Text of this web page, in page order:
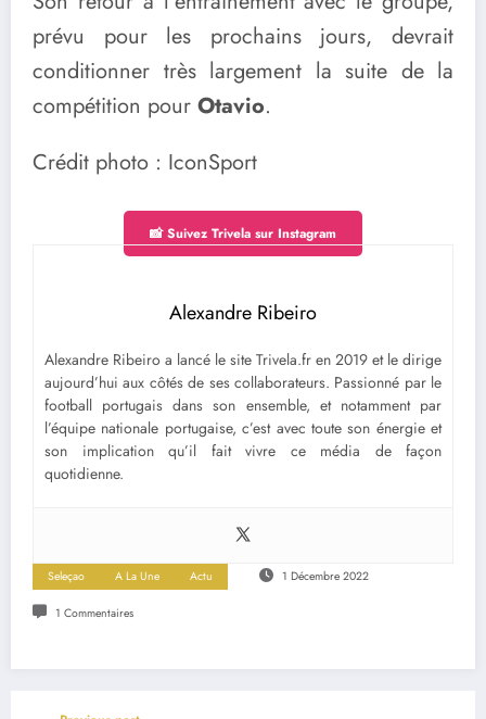
prévu pour les prochains jours, devrait
conditionner très largement la suite de la
compétition pour Otavio.
Crédit photo : IconSport
📸 Suivez Trivela sur Instagram
Alexandre Ribeiro
Alexandre Ribeiro a lancé le site Trivela.fr en 2019 et le dirige
aujourd’hui aux côtés de ses collaborateurs. Passionné par le
football portugais dans son ensemble, et notamment par
l’équipe nationale portugaise, c’est avec toute son énergie et
son implication qu’il fait vivre ce média de façon
quotidienne.
Seleçao A La Une Actu 1 Décembre 2022
1 Commentaires